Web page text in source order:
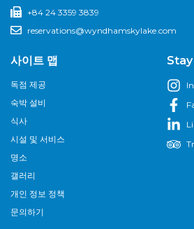
+84 24 3359 3839
reservations@wyndhamskylake.com
사이트 맵
독점 제공
숙박 설비
식사
시설 및 서비스
명소
갤러리
개인 정보 정책
문의하기